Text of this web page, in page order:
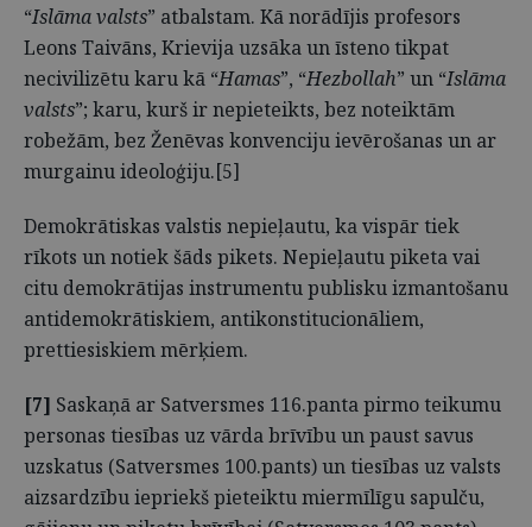
“Islāma valsts” atbalstam. Kā norādījis profesors
Leons Taivāns, Krievija uzsāka un īsteno tikpat
necivilizētu karu kā “Hamas”, “Hezbollah” un “Islāma
valsts”; karu, kurš ir nepieteikts, bez noteiktām
robežām, bez Ženēvas konvenciju ievērošanas un ar
murgainu ideoloģiju.[5]
Demokrātiskas valstis nepieļautu, ka vispār tiek
rīkots un notiek šāds pikets. Nepieļautu piketa vai
citu demokrātijas instrumentu publisku izmantošanu
antidemokrātiskiem, antikonstitucionāliem,
prettiesiskiem mērķiem.
[7] Saskaņā ar Satversmes 116.panta pirmo teikumu
personas tiesības uz vārda brīvību un paust savus
uzskatus (Satversmes 100.pants) un tiesības uz valsts
aizsardzību iepriekš pieteiktu miermīlīgu sapulču,